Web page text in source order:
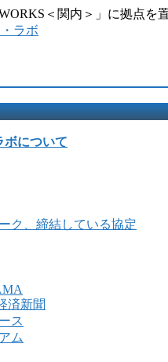
＜関内＞」に拠点を
ラボ
ボについて
ク、締結している協定
済新聞
ス
ム